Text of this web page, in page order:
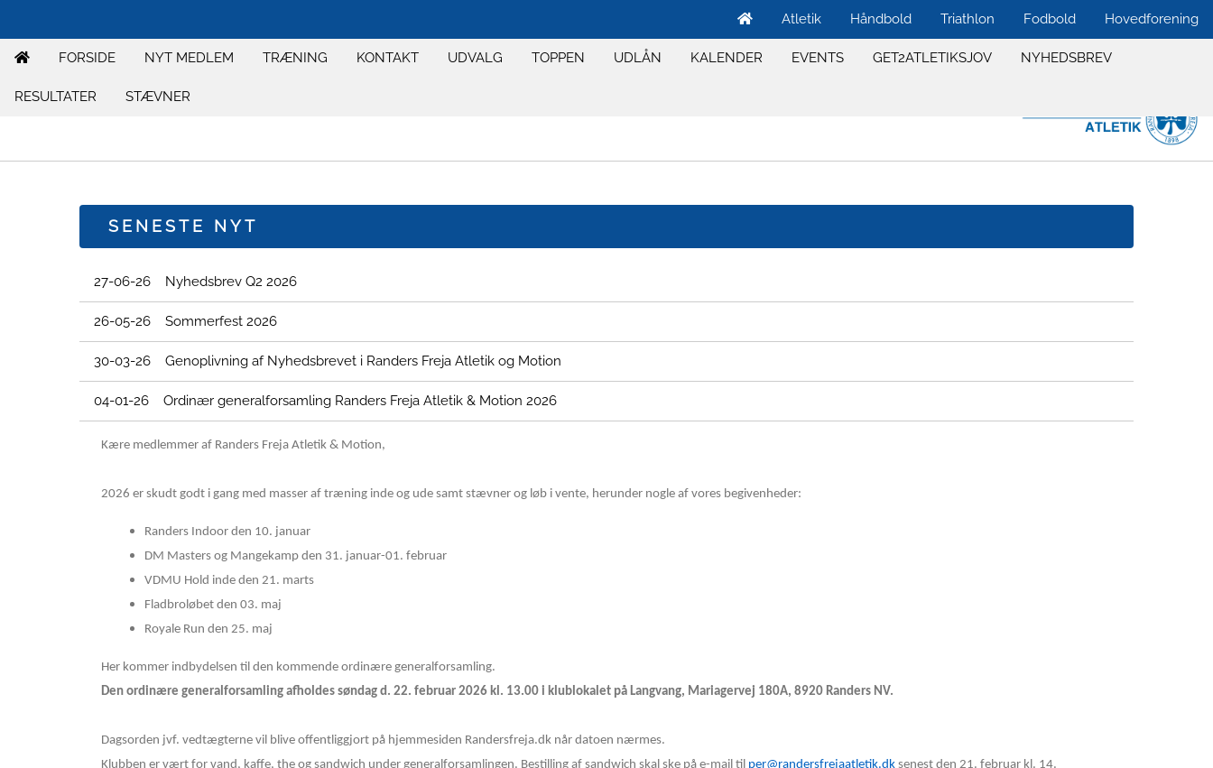
Hovedforening
Fodbold
Triathlon
Håndbold
Atletik
FORSIDE NYT MEDLEM TRÆNING KONTAKT UDVALG TOPPEN UDLÅN KALENDER EVENTS GET2ATLETIKSJOV NYHEDSBREV
RESULTATER STÆVNER
SENESTE NYT
27-06-26 Nyhedsbrev Q2 2026
26-05-26 Sommerfest 2026
30-03-26 Genoplivning af Nyhedsbrevet i Randers Freja Atletik og Motion
04-01-26 Ordinær generalforsamling Randers Freja Atletik & Motion 2026
Kære medlemmer af Randers Freja Atletik & Motion,
2026 er skudt godt i gang med masser af træning inde og ude samt stævner og løb i vente, herunder nogle af vores begivenheder:
Randers Indoor den 10. januar
DM Masters og Mangekamp den 31. januar-01. februar
VDMU Hold inde den 21. marts
Fladbroløbet den 03. maj
Royale Run den 25. maj
Her kommer indbydelsen til den kommende ordinære generalforsamling.
Den ordinære generalforsamling afholdes søndag d. 22. februar 2026 kl. 13.00 i klublokalet på Langvang, Mariagervej 180A, 8920 Randers NV.
Dagsorden jvf. vedtægterne vil blive offentliggjort på hjemmesiden Randersfreja.dk når datoen nærmes.
Klubben er vært for vand, kaffe, the og sandwich under generalforsamlingen. Bestilling af sandwich skal ske på e-mail til per@randersfrejaatletik.dk senest den 21. februar kl. 14.